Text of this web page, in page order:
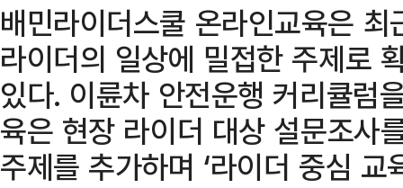
배민라이더스쿨 온라인교육은
라이더의 일상에 밀접한 주제로
있다. 이륜차 안전운행 커리큘럼
육은 현장 라이더 대상 설문조사
주제를 추가하며 ‘라이더 중심 교